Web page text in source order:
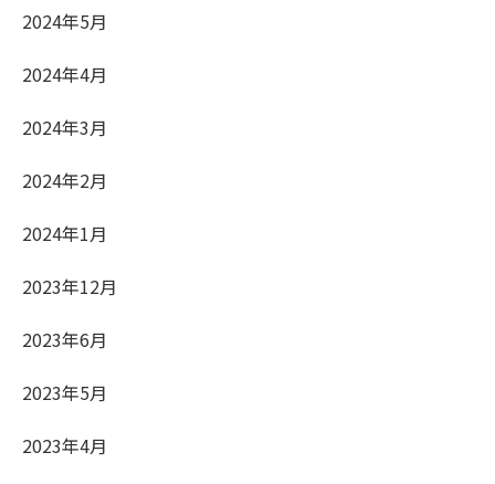
2024年5月
2024年4月
2024年3月
2024年2月
2024年1月
2023年12月
2023年6月
2023年5月
2023年4月